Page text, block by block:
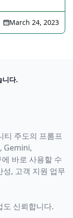
March 24, 2023
니다.
티 주도의 프롬프
Gemini,
바로 사용할 수
, 고객 지원 업무
도 신뢰합니다.